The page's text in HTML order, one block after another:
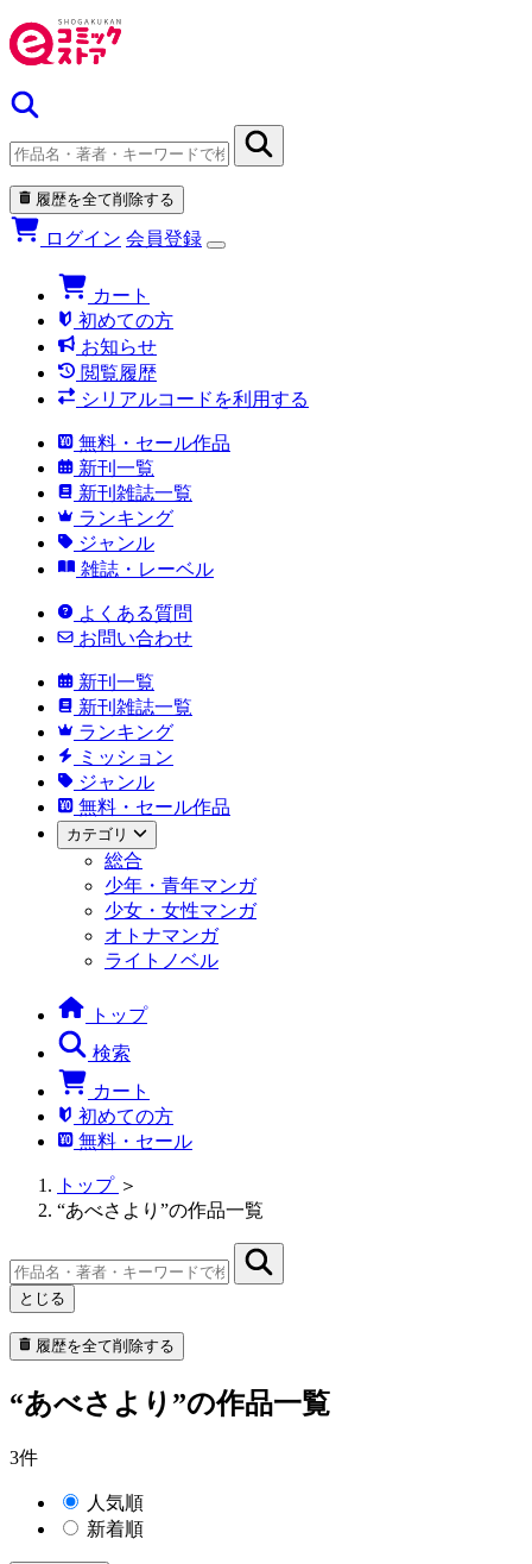
履歴を全て削除する
ログイン 会員登録
カート
初めての方
お知らせ
閲覧履歴
シリアルコードを利用する
無料・セール作品
新刊一覧
新刊雑誌一覧
ランキング
ジャンル
雑誌・レーベル
よくある質問
お問い合わせ
新刊一覧
新刊雑誌一覧
ランキング
ミッション
ジャンル
無料・セール作品
カテゴリ
総合
少年・青年マンガ
少女・女性マンガ
オトナマンガ
ライトノベル
トップ
検索
カート
初めての方
無料・セール
トップ ＞
“あべさより”の作品一覧
とじる
履歴を全て削除する
“あべさより”の作品一覧
3件
人気順
新着順